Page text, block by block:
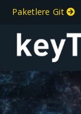
Paketlere Git